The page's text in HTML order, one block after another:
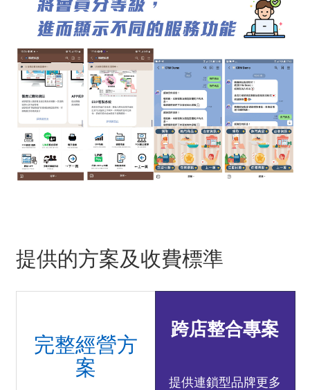
提供的方案及收費標準
完整經營方
案
跨店整合專案
提供連鎖型品牌更多